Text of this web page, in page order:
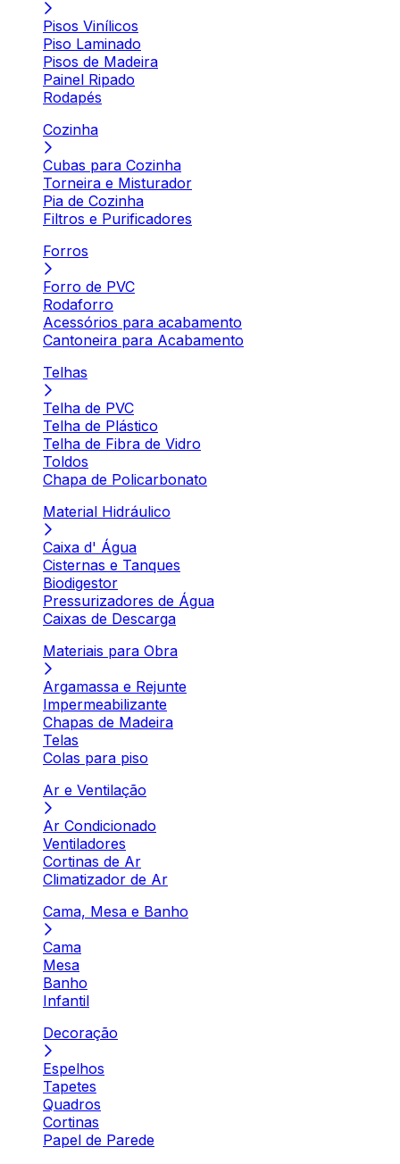
Pisos Vinílicos
Piso Laminado
Pisos de Madeira
Painel Ripado
Rodapés
Cozinha
Cubas para Cozinha
Torneira e Misturador
Pia de Cozinha
Filtros e Purificadores
Forros
Forro de PVC
Rodaforro
Acessórios para acabamento
Cantoneira para Acabamento
Telhas
Telha de PVC
Telha de Plástico
Telha de Fibra de Vidro
Toldos
Chapa de Policarbonato
Material Hidráulico
Caixa d' Água
Cisternas e Tanques
Biodigestor
Pressurizadores de Água
Caixas de Descarga
Materiais para Obra
Argamassa e Rejunte
Impermeabilizante
Chapas de Madeira
Telas
Colas para piso
Ar e Ventilação
Ar Condicionado
Ventiladores
Cortinas de Ar
Climatizador de Ar
Cama, Mesa e Banho
Cama
Mesa
Banho
Infantil
Decoração
Espelhos
Tapetes
Quadros
Cortinas
Papel de Parede